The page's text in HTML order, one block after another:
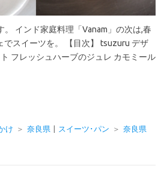
インド家庭料理「Vanam」の次は,春
でスイーツを。 【目次】 tsuzuru デザ
フレッシュハーブのジュレ カモミール
け ＞ 奈良県 スイーツ･パン ＞ 奈良県